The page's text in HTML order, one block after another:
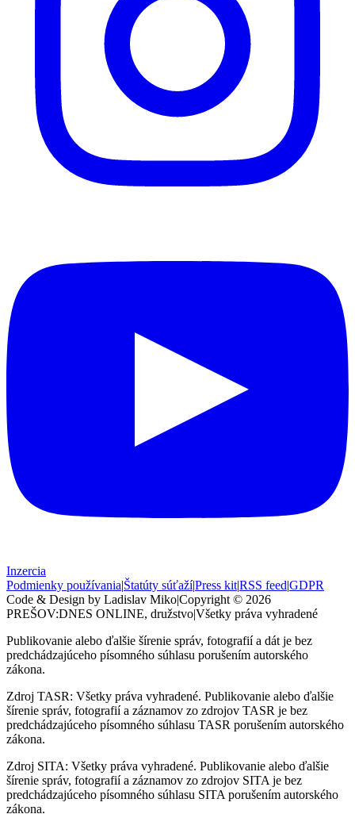
Inzercia
Podmienky používania|Štatúty súťaží|Press kit|RSS feed|GDPR
Code & Design by Ladislav Miko|Copyright © 2026
PREŠOV:DNES ONLINE, družstvo|Všetky práva vyhradené
Publikovanie alebo ďalšie šírenie správ, fotografií a dát je bez
predchádzajúceho písomného súhlasu porušením autorského
zákona.
Zdroj TASR: Všetky práva vyhradené. Publikovanie alebo ďalšie
šírenie správ, fotografií a záznamov zo zdrojov TASR je bez
predchádzajúceho písomného súhlasu TASR porušením autorského
zákona.
Zdroj SITA: Všetky práva vyhradené. Publikovanie alebo ďalšie
šírenie správ, fotografií a záznamov zo zdrojov SITA je bez
predchádzajúceho písomného súhlasu SITA porušením autorského
zákona.